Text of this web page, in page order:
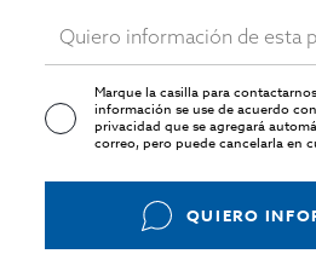
Marque la casilla para
información se use de acuerdo
privacidadque se agregará
correo, pero puede cancelarla en
QUIERO